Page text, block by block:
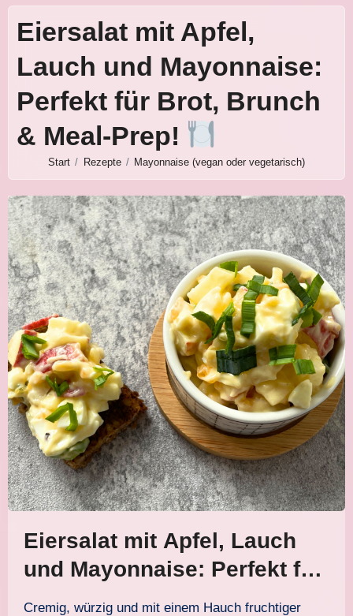
Eiersalat mit Apfel,
Lauch und Mayonnaise:
Perfekt für Brot, Brunch
& Meal-Prep!
Start Rezepte Mayonnaise (vegan oder vegetarisch)
Eiersalat mit Apfel, Lauch
und Mayonnaise: Perfekt für
Brot, Brunch & Meal-Prep!
Cremig, würzig und mit einem Hauch fruchtiger